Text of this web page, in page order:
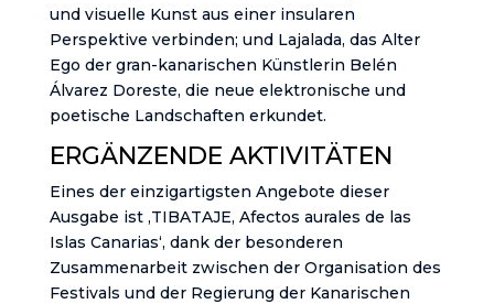
und visuelle Kunst aus einer insularen
Perspektive verbinden; und Lajalada, das Alter
Ego der gran-kanarischen Künstlerin Belén
Álvarez Doreste, die neue elektronische und
poetische Landschaften erkundet.
ERGÄNZENDE AKTIVITÄTEN
Eines der einzigartigsten Angebote dieser
Ausgabe ist ‚TIBATAJE, Afectos aurales de las
Islas Canarias‘, dank der besonderen
Zusammenarbeit zwischen der Organisation des
Festivals und der Regierung der Kanarischen